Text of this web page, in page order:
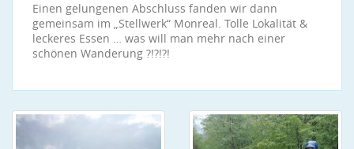
Einen gelungenen Abschluss fanden wir dann
gemeinsam im „Stellwerk“ Monreal. Tolle Lokalität &
leckeres Essen … was will man mehr nach einer
schönen Wanderung ?!?!?!